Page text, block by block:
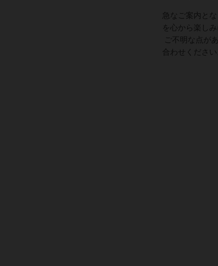
急なご案内と
を心から楽し
ご不明な点が
合わせください